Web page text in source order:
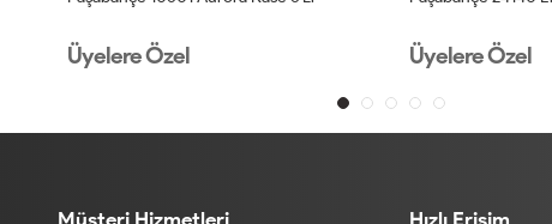
Üyelere Özel Üyelere Özel